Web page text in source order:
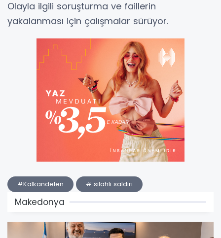
Olayla ilgili soruşturma ve faillerin
yakalanması için çalışmalar sürüyor.
#Kalkandelen # silahlı saldırı
Makedonya